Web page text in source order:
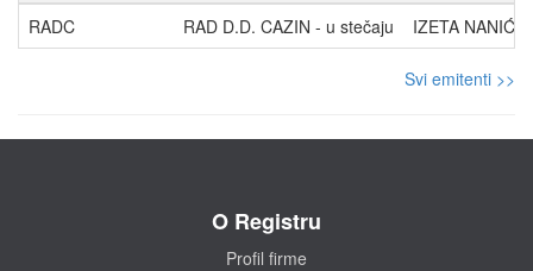
RADC
RAD D.D. CAZIN - u stečaju IZETA
Svi emitenti >>
O Registru
Profil firme